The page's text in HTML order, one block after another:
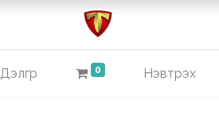
Дэлгүүр 0 Нэвтрэх